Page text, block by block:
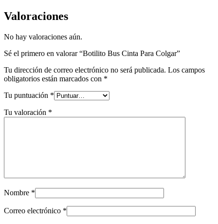
Valoraciones
No hay valoraciones aún.
Sé el primero en valorar “Botilito Bus Cinta Para Colgar”
Tu dirección de correo electrónico no será publicada. Los campos
obligatorios están marcados con *
Tu puntuación *
Tu valoración *
Nombre *
Correo electrónico *